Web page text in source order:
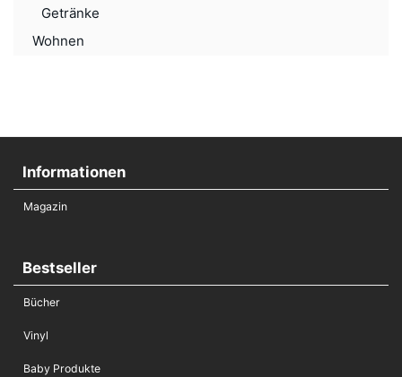
Getränke
Wohnen
Informationen
Magazin
Bestseller
Bücher
Vinyl
Baby Produkte